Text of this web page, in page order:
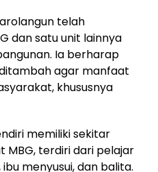
telah
dan satu unit lainnya
Ia berharap
agar manfaat
khususnya
memiliki sekitar
MBG, terdiri dari pelajar
menyusui, dan balita.